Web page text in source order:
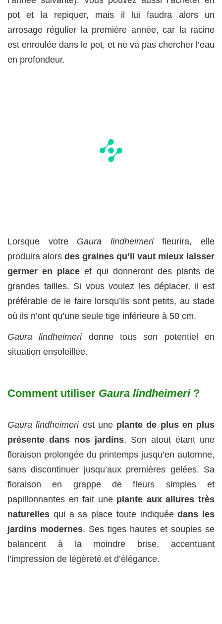
pot et la repiquer, mais il lui faudra alors un
arrosage régulier la première année, car la racine
est enroulée dans le pot, et ne va pas chercher l’eau
en profondeur.
Lorsque votre Gaura lindheimerifleurira, elle
produira alors des graines qu’il vaut mieux laisser
germer en place et qui donneront des plants de
grandes tailles. Si vous voulez les déplacer, il est
préférable de le faire lorsqu’ils sont petits, au stade
où ils n’ont qu’une seule tige inférieure à 50 cm.
Gaura lindheimeridonne tous son potentiel en
situation ensoleillée.
Comment utiliser Gaura lindheimeri?
Gaura lindheimeriest une plante de plus en plus
présente dans nos jardins. Son atout étant une
floraison prolongée du printemps jusqu’en automne,
sans discontinuer jusqu’aux premières gelées. Sa
floraison en grappe de fleurs simples et
papillonnantes en fait une plante aux allures très
naturelles qui a sa place toute indiquéedans les
jardins modernes. Ses tiges hautes et souples se
balancent à la moindre brise, accentuant
l’impression de légèreté et d’élégance.